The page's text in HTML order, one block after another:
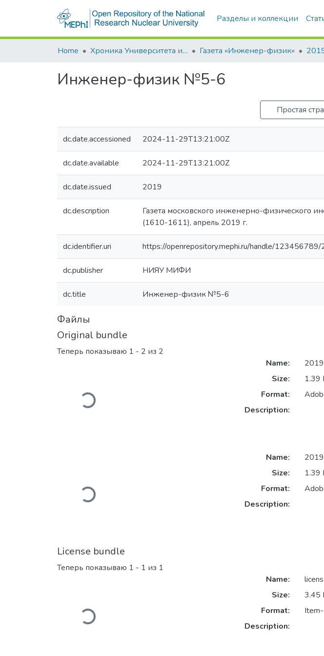
Разделы и коллекции
Home Хроника Университета и упоминания в СМИ Газета «Инженер-физик»
Инженер-физик №5-6
Простая
dc.date.accessioned 2024-11-29T13:21:00Z
dc.date.available 2024-11-29T13:21:00Z
dc.date.issued 2019
dc.description
Газета московского инженерно-физического
(1610-1611), апрель 2019 г.
dc.identifier.uri https://openrepository.mephi.ru/handle/
dc.publisher НИЯУ МИФИ
dc.title Инженер-физик №5-6
Файлы
Original bundle
Теперь показываю 1 - 2 из 2
Загружается...
Name:
Size:
1.39
Format:
Description:
Загружается...
Name:
Size:
1.39
Format:
Description:
License bundle
Теперь показываю 1 - 1 из 1
Загружается...
Name:
Size:
3.45
Format:
Description: